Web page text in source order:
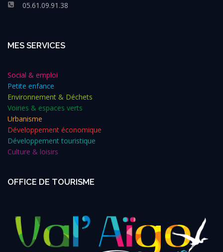
05.61.09.91.38
MES SERVICES
Social & emploi
Petite enfance
Environnement & Déchets
Voiries & espaces verts
Urbanisme
Développement économique
Développement touristique
Culture & loisirs
OFFICE DE TOURISME